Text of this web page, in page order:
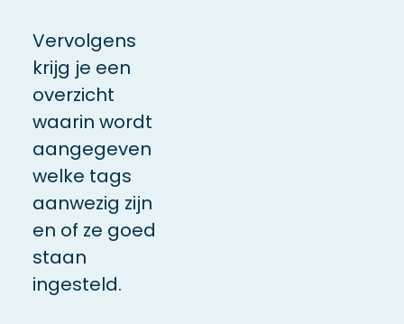
Vervolgens
krijg je een
overzicht
waarin wordt
aangegeven
welke tags
aanwezig zijn
en of ze goed
staan
ingesteld.